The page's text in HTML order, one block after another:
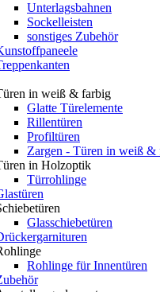
Unterlagsbahnen
Sockelleisten
sonstiges Zubehör
in weiß & farbig
Glatte Türelemente
Rillentüren
Profiltüren
Zargen - Türen in weiß &
in Holzoptik
Türrohlinge
Glasschiebetüren
Rohlinge für Innentüren